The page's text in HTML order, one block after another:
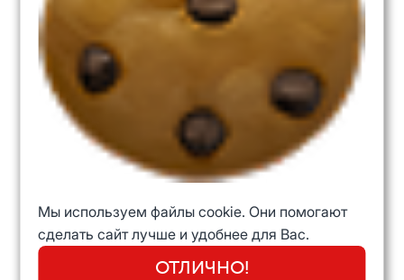
самое, но с учётом гендерных
различий.
Сдаётся мне, что у России
сегодня есть враги и, как поётся
в песне - значит есть наверно и
друзья! И самым полезным
другом я бы считал семьянина
одном флаконе. Настроенного
на мировое лидерство в том,
чем он занимается. При этом не
Мы используем файлы cookie. Они помогают
сделать сайт лучше и удобнее для Вас.
ОТЛИЧНО!